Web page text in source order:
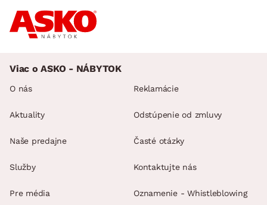
Viac o ASKO - NÁBYTOK
O nás
Aktuality
Naše predajne
Služby
Pre média
Reklamácie
Odstúpenie od zmluvy
Časté otázky
Kontaktujte nás
Oznamenie - Whistleblowing